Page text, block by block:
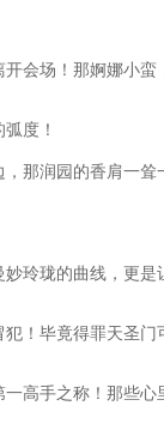
会场！那婀娜小蛮
度！
润园的香肩一耸
玲珑的曲线，更是
！毕竟得罪天圣门
高手之称！那些心